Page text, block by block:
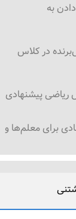
به
در کلاس
پیشنهادی
برای معلم‌ها و